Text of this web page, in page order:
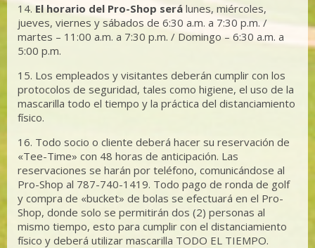
14. El horario del Pro-Shop será lunes, miércoles,
jueves, viernes y sábados de 6:30 a.m. a 7:30 p.m. /
martes – 11:00 a.m. a 7:30 p.m. / Domingo – 6:30 a.m. a
5:00 p.m.
15. Los empleados y visitantes deberán cumplir con los
protocolos de seguridad, tales como higiene, el uso de la
mascarilla todo el tiempo y la práctica del distanciamiento
físico.
16. Todo socio o cliente deberá hacer su reservación de
«Tee-Time» con 48 horas de anticipación. Las
reservaciones se harán por teléfono, comunicándose al
Pro-Shop al 787-740-1419. Todo pago de ronda de golf
y compra de «bucket» de bolas se efectuará en el Pro-
Shop, donde solo se permitirán dos (2) personas al
mismo tiempo, esto para cumplir con el distanciamiento
físico y deberá utilizar mascarilla TODO EL TIEMPO.